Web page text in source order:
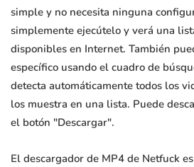
simple y no necesita ninguna
simplemente ejecútelo y verá una
disponibles en Internet. También
específico usando el cuadro de
detecta automáticamente todos los
los muestra en una lista. Puede
el botón "Descargar".
El descargador de MP4 de Netfuck